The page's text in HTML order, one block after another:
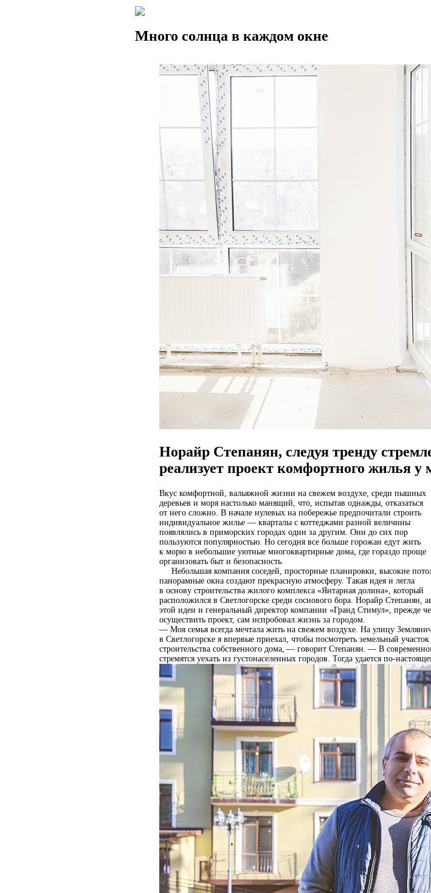
Много солнца в каждом окне
Норайр Степанян, следуя тренду
реализует проект комфортного жилья у
Вкус комфортной, вальяжной жизни на свежем воздухе, среди пышных
деревьев и моря настолько манящий, что, испытав однажды, отказаться
от него сложно. В начале нулевых на побережье предпочитали строить
индивидуальное жилье — кварталы с коттеджами разной величины
появлялись в приморских городах один за другим. Они до сих пор
пользуются популярностью. Но сегодня все больше горожан едут жить
к морю в небольшие уютные многоквартирные дома, где гораздо проще
организовать быт и безопасность.
Небольшая компания соседей, просторные планировки, высокие
панорамные окна создают прекрасную атмосферу. Такая идея и легла
в основу строительства жилого комплекса «Янтарная долина», который
расположился в Светлогорске среди соснового бора. Норайр Степанян,
этой идеи и генеральный директор компании «Гранд Стимул», прежде
осуществить проект, сам испробовал жизнь за городом.
— Моя семья всегда мечтала жить на свежем воздухе. На улицу
в Светлогорске я впервые приехал, чтобы посмотреть земельный участок
строительства собственного дома, — говорит Степанян. — В
стремятся уехать из густонаселенных городов. Тогда удается по-